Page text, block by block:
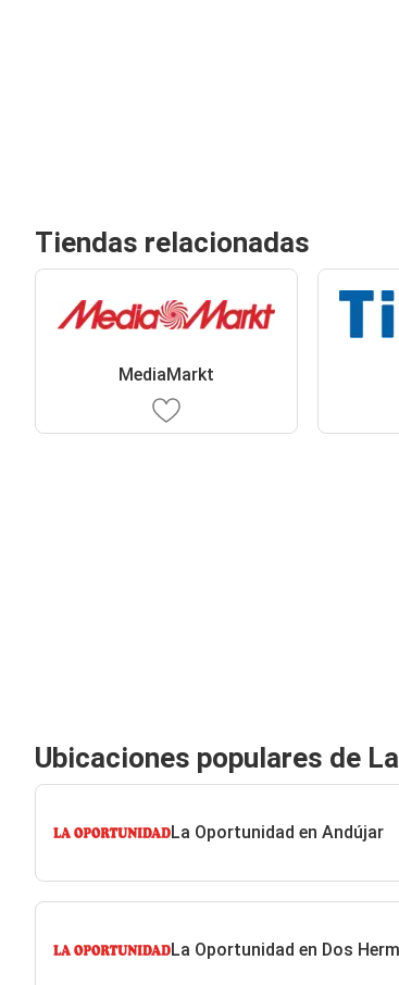
Tiendas relacionadas
MediaMarkt
Ubicaciones populares de
La Oportunidad en Andújar
La Oportunidad en Dos